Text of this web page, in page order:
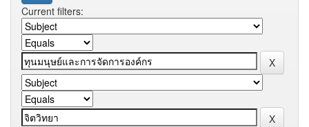
Current filters: